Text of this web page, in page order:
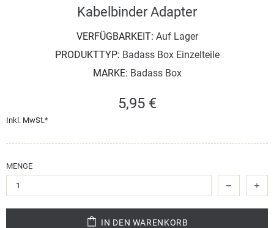
Kabelbinder Adapter
VERFÜGBARKEIT: Auf Lager
PRODUKTTYP: Badass Box Einzelteile
MARKE: Badass Box
5,95 €
Inkl. MwSt.*
MENGE
IN DEN WARENKORB